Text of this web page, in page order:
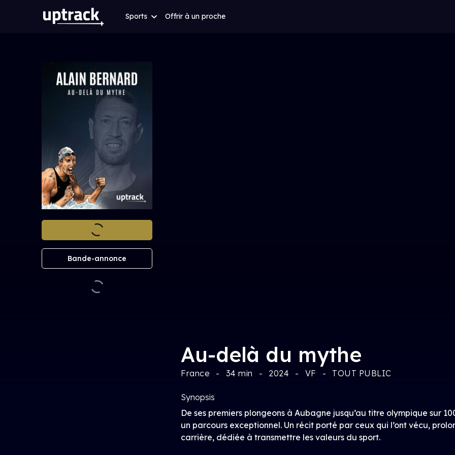
Sports Offrir à un proche
Bande-annonce
Au-delà du mythe
France 34 min 2024 VF TOUT PUBLIC
Synopsis
De ses premiers plongeons à Aubagne jusqu’au titre olympique sur
un parcours exceptionnel. Un récit porté par ceux qui l’ont vécu,
carrière, dédiée à transmettre les valeurs du sport.